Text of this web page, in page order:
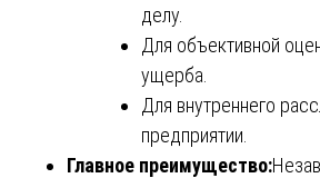
делу.
Для объективной
ущерба.
Для внутреннего
предприятии.
Главное преимущество: